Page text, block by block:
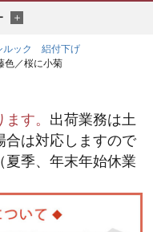
ルック 絽付下げ
色／桜に小菊
す。 出荷業務は土
合は対応しますので
夏季、年末年始休業